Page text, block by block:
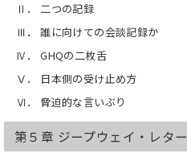
Ⅱ． 二つの記録
Ⅲ． 誰に向けての会談記録か
Ⅳ． GHQの二枚舌
Ⅴ． 日本側の受け止め方
Ⅵ． 脅迫的な言いぶり
第５章 ジープウェイ・レター